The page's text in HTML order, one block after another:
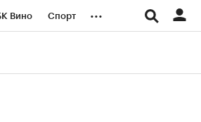
Вино Спорт ...